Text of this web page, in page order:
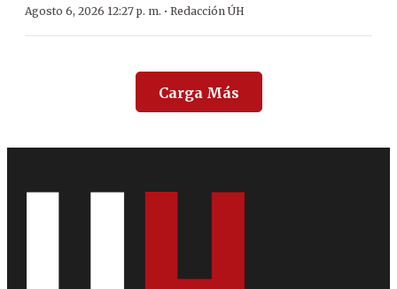
Agosto 6, 2026 12:27 p. m. · Redacción ÚH
Carga Más